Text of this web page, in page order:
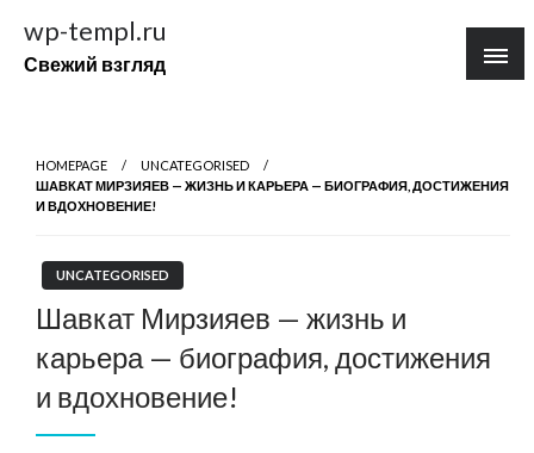
содержимому
wp-templ.ru
Свежий взгляд
HOMEPAGE
UNCATEGORISED
ШАВКАТ МИРЗИЯЕВ — ЖИЗНЬ И КАРЬЕРА — БИОГРАФИЯ, ДОСТИЖЕНИЯ
И ВДОХНОВЕНИЕ!
UNCATEGORISED
Шавкат Мирзияев — жизнь и
карьера — биография, достижения
и вдохновение!